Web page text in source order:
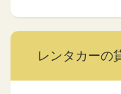
レンタカーの